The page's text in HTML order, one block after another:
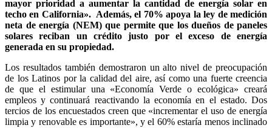
mayor prioridad a aumentar la cantidad de energía solar en
techo en California». Además, el 70% apoya la ley de medición
neta de energía (NEM) que permite que los dueños de paneles
solares reciban un crédito justo por el exceso de energía
generada en su propiedad.
Los resultados también demostraron un alto nivel de preocupación
de los Latinos por la calidad del aire, así como una fuerte creencia
de que el estimular una «Economía Verde o ecológica» creará
empleos y continuará reactivando la economía en el estado. Dos
tercios de los encuestados creen que «incrementar el uso de energía
limpia y renovable es importante», y el 60% estaría menos inclinado